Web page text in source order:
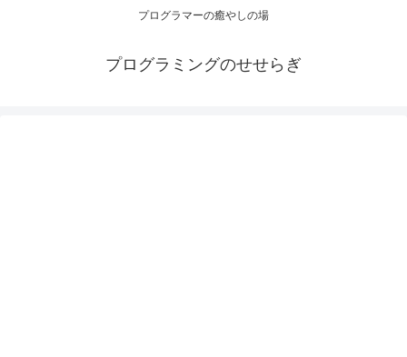
プログラマーの癒やしの場
プログラミングのせせらぎ